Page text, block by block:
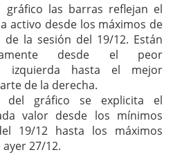
las barras reflejan el
activo desde los máximos de
la sesión del 19/12. Están
desde el peor
izquierda hasta el mejor
de la derecha.
gráfico se explicita el
valor desde los mínimos
19/12 hasta los máximos
27/12.